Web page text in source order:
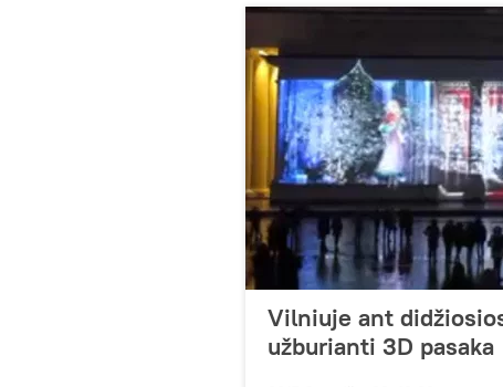
Vilniuje ant
užburianti 3D pasaka